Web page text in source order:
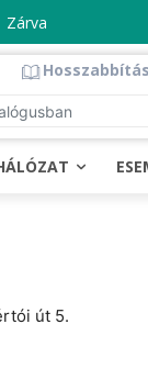
Zárva
Hosszabbítás
út 5.